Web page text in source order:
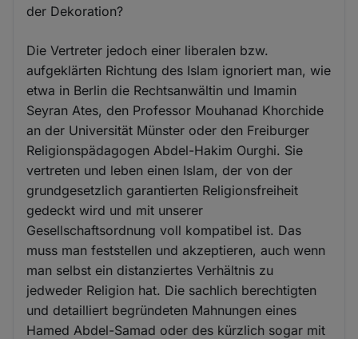
der Dekoration?
Die Vertreter jedoch einer liberalen bzw.
aufgeklärten Richtung des Islam ignoriert man, wie
etwa in Berlin die Rechtsanwältin und Imamin
Seyran Ates, den Professor Mouhanad Khorchide
an der Universität Münster oder den Freiburger
Religionspädagogen Abdel-Hakim Ourghi. Sie
vertreten und leben einen Islam, der von der
grundgesetzlich garantierten Religionsfreiheit
gedeckt wird und mit unserer
Gesellschaftsordnung voll kompatibel ist. Das
muss man feststellen und akzeptieren, auch wenn
man selbst ein distanziertes Verhältnis zu
jedweder Religion hat. Die sachlich berechtigten
und detailliert begründeten Mahnungen eines
Hamed Abdel-Samad oder des kürzlich sogar mit